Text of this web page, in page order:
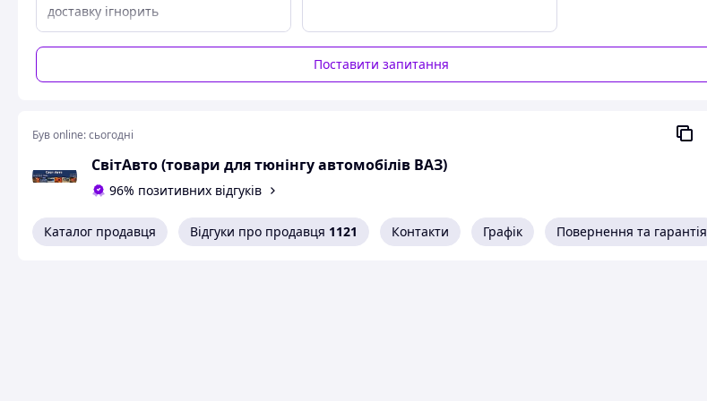
Схожі товари за характеристиками
доставку ігнорить
Поставити запитання
Був online:сьогодні
СвітАвто (товари для тюнінгу автомобілів ВАЗ)
96% позитивних відгуків
Каталог продавця Відгуки про продавця 1121 Контакти Графік Повернення та гарантія